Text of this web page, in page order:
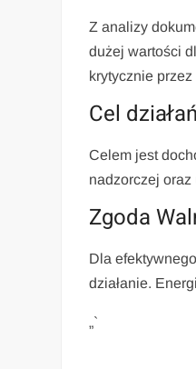
Z analizy
dużej wartości
krytycznie
Cel działań
Celem jest
nadzorczej
Zgoda
Dla
działanie.
„`